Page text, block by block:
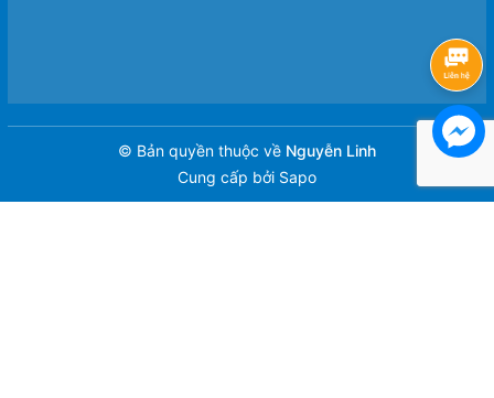
© Bản quyền thuộc về Nguyễn Linh
Cung cấp bởi Sapo